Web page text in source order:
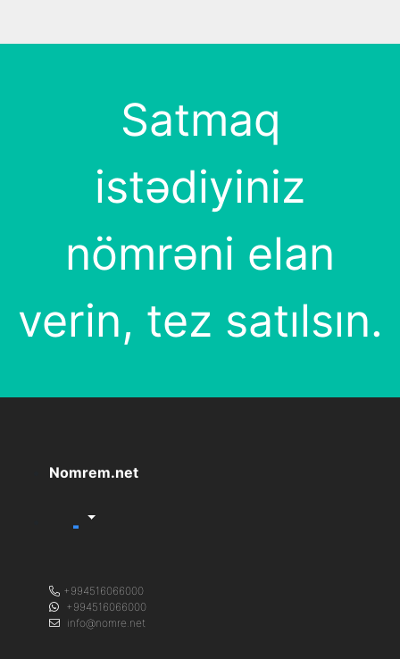
Satmaq
istədiyiniz
nömrəni elan
verin, tez satılsın.
Nomrem.net
+994516066000
+994516066000
info@nomre.net